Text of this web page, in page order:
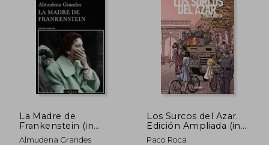
La Madre de
Frankenstein (in
Spanish)
Almudena Grandes
Los Surcos del Azar.
Edición Ampliada (in
Spanish)
Paco Roca